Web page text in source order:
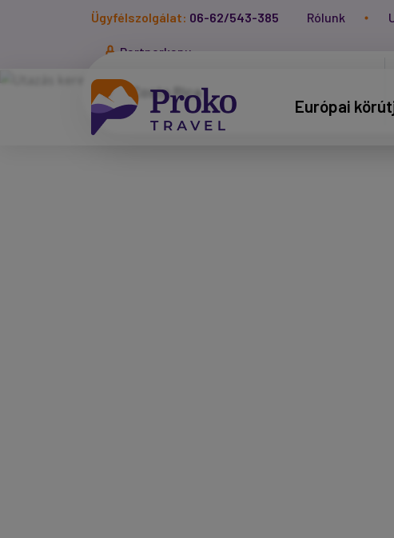
Ügyfélszolgálat: 06-62/543-385 Rólunk
Partnerkapu
Európai